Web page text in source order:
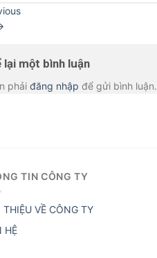
lại một bình luận
phải đăng nhập để gửi bình luận.
TIN CÔNG TY
THIỆU VỀ CÔNG TY
HỆ